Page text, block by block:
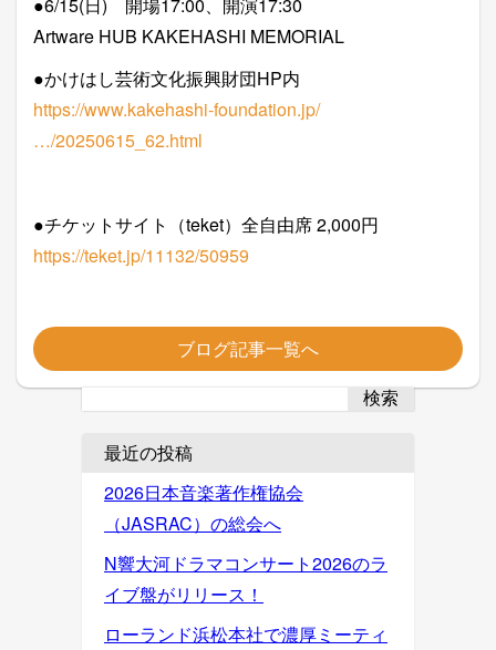
Artware HUB KAKEHASHI MEMORIAL
●かけはし芸術文化振興財団HP内
https://www.kakehashi-foundation.jp/
…/20250615_62.html
●チケットサイト（teket）全自由席 2,000円
https://teket.jp/11132/50959
ブログ記事一覧へ
検索
最近の投稿
2026日本音楽著作権協会
（JASRAC）の総会へ
N響大河ドラマコンサート2026のラ
イブ盤がリリース！
ローランド浜松本社で濃厚ミーティ